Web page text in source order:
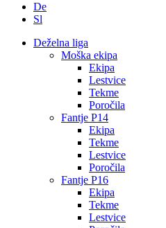
De
Sl
Deželna liga
Moška ekipa
Ekipa
Lestvice
Tekme
Poročila
Fantje P14
Ekipa
Tekme
Lestvice
Poročila
Fantje P16
Ekipa
Tekme
Lestvice